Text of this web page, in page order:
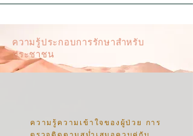
ความรู้ประกอบการรักษาสำหรับ
ประชาชน
ความรู้ความเข้าใจของผู้ป่วย การ